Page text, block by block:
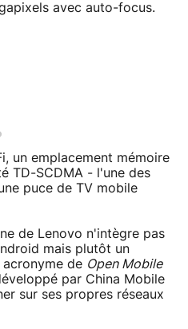
avec auto-focus.
un emplacement mémoire
TD-SCDMA - l'une des
puce de TV mobile
de Lenovo n'intègre pas
mais plutôt un
acronyme de Open Mobile
par China Mobile
sur ses propres réseaux